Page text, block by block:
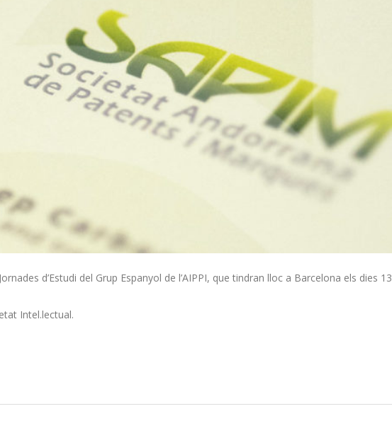
d’Estudi del Grup Espanyol de l’AIPPI, que tindran lloc a Barcelona els dies 13
Intel.lectual.